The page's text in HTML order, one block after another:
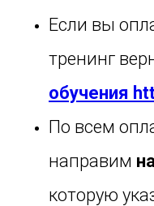
Если вы
тренинг
обучения
По всем
направим
которую